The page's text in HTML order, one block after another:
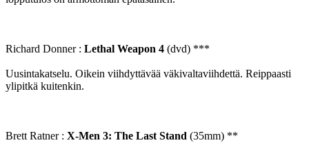
Richard Donner : Lethal Weapon 4 (dvd) ***
Uusintakatselu. Oikein viihdyttävää väkivaltaviihdettä. Reippaasti
ylipitkä kuitenkin.
Brett Ratner : X-Men 3: The Last Stand (35mm) **